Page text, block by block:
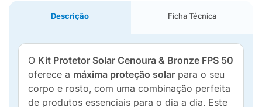
Descrição Ficha Técnica
O Kit Protetor Solar Cenoura & Bronze FPS 50
oferece a máxima proteção solar para o seu
corpo e rosto, com uma combinação perfeita
de produtos essenciais para o dia a dia. Este